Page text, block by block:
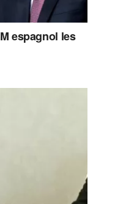
espagnol les